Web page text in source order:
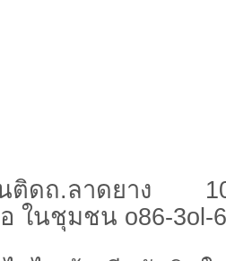
ดถ.ลาดยาง
ในชุมชน o86-3ol-